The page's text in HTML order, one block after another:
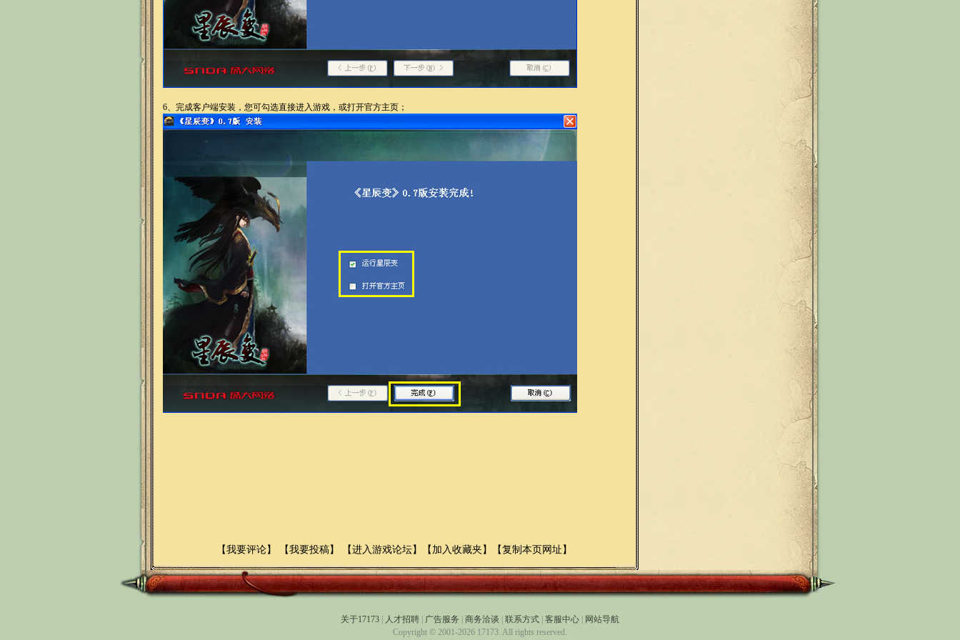
6、 完成客户端安装，您可勾选直接进入游戏，或打开官方主页；
【我要评论】 【我要投稿】 【进入游戏论坛】【 加入收藏夹 】【复制本页网址 】
关于17173 人才招聘 广告服务 商务洽谈 联系方式 客服中心
网站导航
Copyright © 2001-2026 17173. All rights reserved.